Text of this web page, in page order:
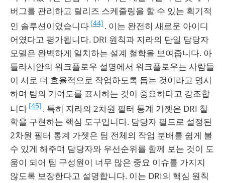
버그를 관리하고 릴리즈 스케줄링을 할 수 있는 획기적
인 솔루션이었습니다 [44] . 이는 완전히 새로운 아이디
어였다고 평가됩니다. DRI 원칙과 지라의 단일 담당자
모델은 완벽하게 일치하는 설계 철학을 보여줍니다. 아
틀라시안의 워크플로우 설명에서 워크플로우는 사람들
이 서로 더 효율적으로 작업하도록 돕는 것이라고 명시
하며 팀의 기여도를 표시하는 것이 중요하다고 강조합
니다 [45] . 특히 지라의 2차원 필터 통계 가젯은 DRI 철
학을 구현하는 핵심 도구입니다. 담당자 필드로 설정된
2차원 필터 통계 가젯은 팀 전체의 작업 분배를 쉽게 볼
수 있게 해주며 담당자와 우선순위를 함께 보는 것이 도
움이 되어 팀 구성원이 너무 많은 중요 이슈를 가지지
않도록 보장한다고 설명합니다. 이는 DRI의 핵심 원칙